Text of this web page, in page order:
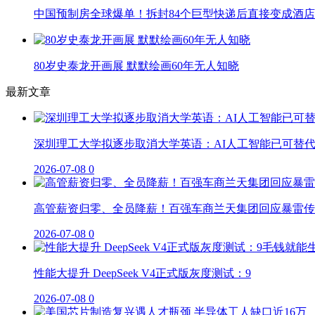
中国预制房全球爆单！拆封84个巨型快递后直接变成酒店
80岁史泰龙开画展 默默绘画60年无人知晓
最新文章
深圳理工大学拟逐步取消大学英语：AI人工智能已可替代
2026-07-08 0
高管薪资归零、全员降薪！百强车商兰天集团回应暴雷
2026-07-08 0
性能大提升 DeepSeek V4正式版灰度测试：9
2026-07-08 0